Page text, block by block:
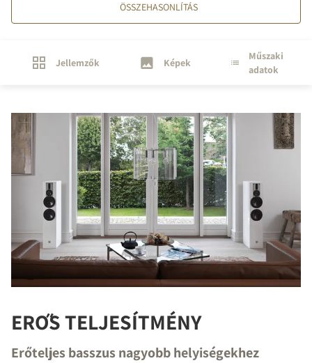
ÖSSZEHASONLÍTÁS
Jellemzők Képek
Műszaki
adatok
ERŐS TELJESÍTMÉNY
Erőteljes basszus nagyobb helyiségekhez